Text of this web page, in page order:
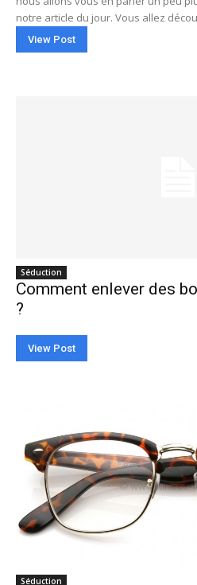
notre article du jour. Vous allez
View Post
Séduction
Comment enlever des
?
View Post
Séduction